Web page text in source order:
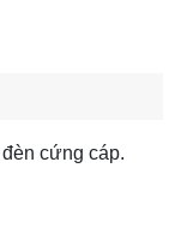
cứng cáp.